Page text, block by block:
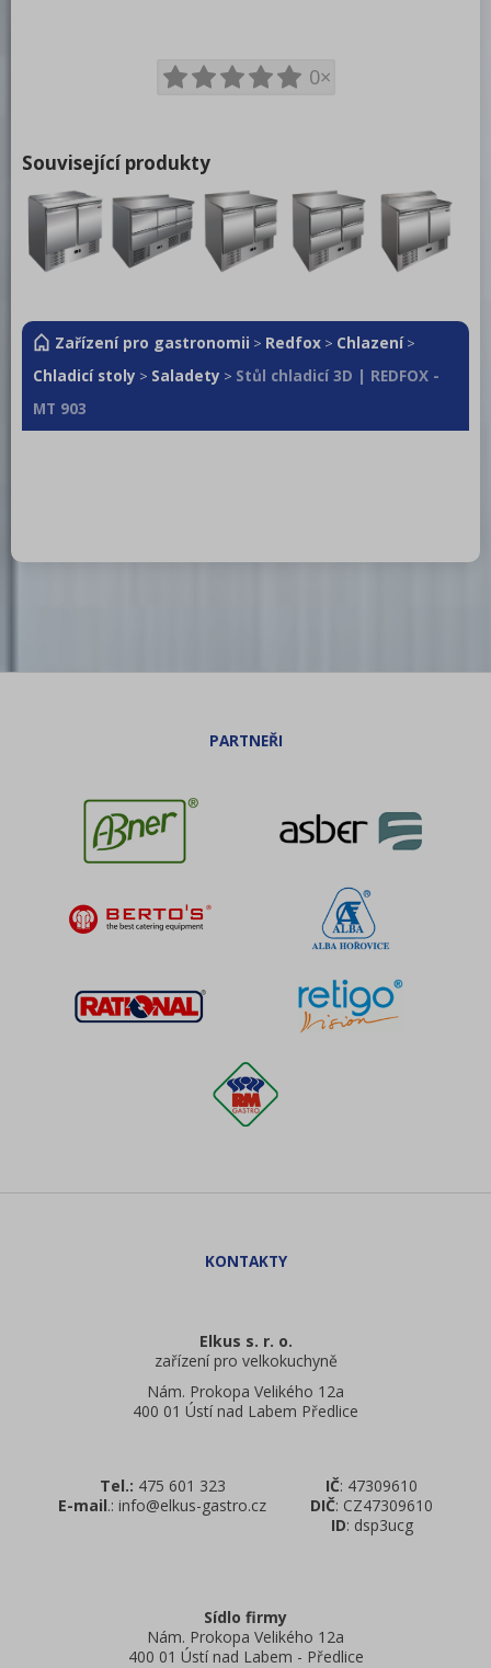
0×
Související produkty
Zařízení pro gastronomii > Redfox > Chlazení>
Chladicí stoly > Saladety > Stůl chladicí 3D | REDFOX -
MT 903
Elkus s. r. o.
zařízení pro velkokuchyně
Nám. Prokopa Velikého 12a
400 01 Ústí nad Labem Předlice
Tel.: 475 601 323
E-mail.: info@elkus-gastro.cz
IČ: 47309610
DIČ: CZ47309610
ID: dsp3ucg
Sídlo firmy
Nám. Prokopa Velikého 12a
400 01 Ústí nad Labem - Předlice